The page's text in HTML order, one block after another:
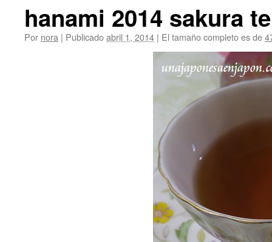
hanami 2014 sakura
Por nora | Publicadoabril 1, 2014 | El tamaño completo es de